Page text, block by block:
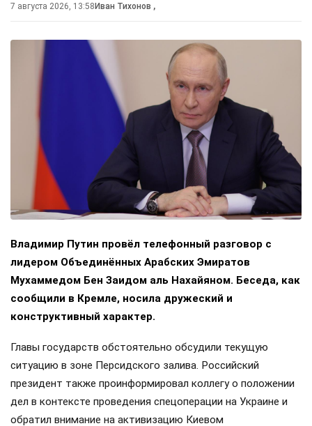
7 августа 2026, 13:58Иван Тихонов ,
Владимир Путин провёл телефонный разговор с
лидером Объединённых Арабских Эмиратов
Мухаммедом Бен Заидом аль Нахайяном. Беседа, как
сообщили в Кремле, носила дружеский и
конструктивный характер.
Главы государств обстоятельно обсудили текущую
ситуацию в зоне Персидского залива. Российский
президент также проинформировал коллегу о положении
дел в контексте проведения спецоперации на Украине и
обратил внимание на активизацию Киевом